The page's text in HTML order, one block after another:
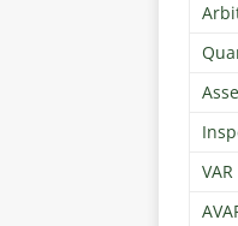
VAR